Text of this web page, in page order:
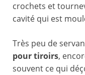
crochets et
cavité qui est
Très peu de
pour tiroirs,
souvent ce qui